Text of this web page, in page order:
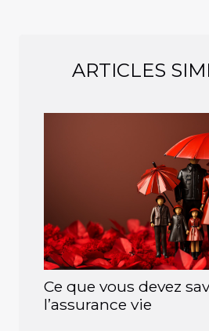
ARTICLES
Ce que vous devez
l’assurance vie